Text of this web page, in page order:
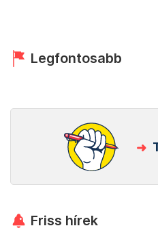
Legfontosabb
Friss hírek